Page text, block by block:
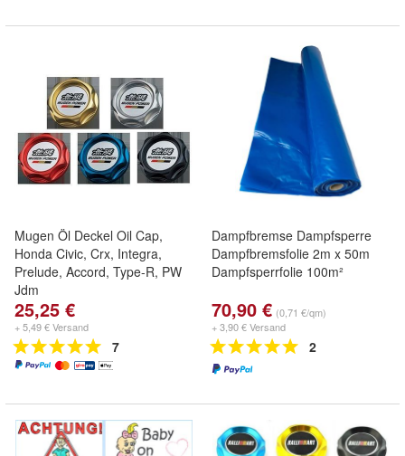
Mugen Öl Deckel Oil Cap,
Honda Civic, Crx, Integra,
Prelude, Accord, Type-R, PW
Jdm
25,25 €
+ 5,49 € Versand
7
Dampfbremse Dampfsperre
Dampfbremsfolie 2m x 50m
Dampfsperrfolie 100m²
70,90 € (0,71 €/qm)
+ 3,90 € Versand
2